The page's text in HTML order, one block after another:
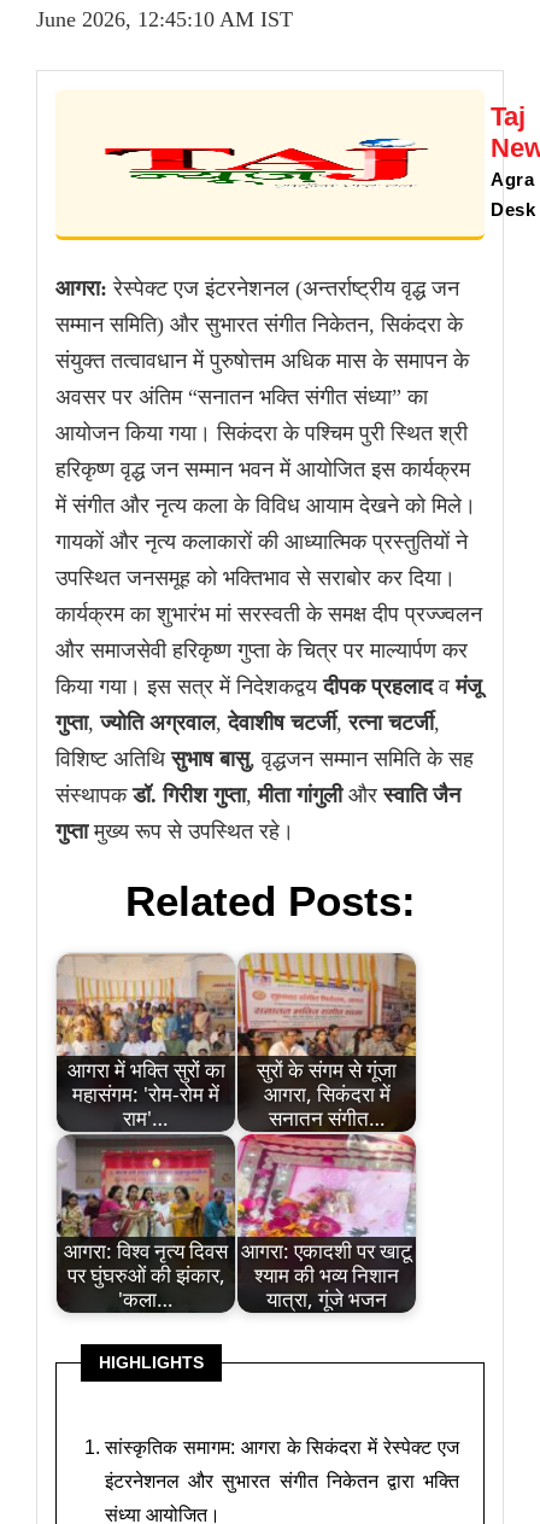
June 2026, 12:45:10 AM IST
Taj
Agra
Desk
आगरा: रेस्पेक्ट एज इंटरनेशनल (अन्तर्राष्ट्रीय वृद्ध जन
सम्मान समिति) और सुभारत संगीत निकेतन, सिकंदरा के
संयुक्त तत्वावधान में पुरुषोत्तम अधिक मास के समापन के
अवसर पर अंतिम “सनातन भक्ति संगीत संध्या” का
आयोजन किया गया। सिकंदरा के पश्चिम पुरी स्थित श्री
हरिकृष्ण वृद्ध जन सम्मान भवन में आयोजित इस कार्यक्रम
में संगीत और नृत्य कला के विविध आयाम देखने को मिले।
गायकों और नृत्य कलाकारों की आध्यात्मिक प्रस्तुतियों ने
उपस्थित जनसमूह को भक्तिभाव से सराबोर कर दिया।
कार्यक्रम का शुभारंभ मां सरस्वती के समक्ष दीप प्रज्ज्वलन
और समाजसेवी हरिकृष्ण गुप्ता के चित्र पर माल्यार्पण कर
किया गया। इस सत्र में निदेशकद्वयदीपक प्रहलादवमंजू
गुप्ता,ज्योति अग्रवाल,देवाशीष चटर्जी,रत्ना चटर्जी,
विशिष्ट अतिथिसुभाष बासु, वृद्धजन सम्मान समिति के सह
संस्थापकडॉ. गिरीश गुप्ता,मीता गांगुलीऔरस्वाति जैन
गुप्तामुख्य रूप से उपस्थित रहे।
Related Posts:
आगरा में भक्ति सुरों का
महासंगम: 'रोम-रोम में
राम'…
सुरों के संगम से गूंजा
आगरा, सिकंदरा में
सनातन संगीत…
आगरा: विश्व नृत्य दिवस
पर घुंघरुओं की झंकार,
'कला…
आगरा: एकादशी पर खाटू
श्याम की भव्य निशान
यात्रा, गूंजे भजन
HIGHLIGHTS
सांस्कृतिक समागम: आगरा के सिकंदरा में रेस्पेक्ट एज
इंटरनेशनल और सुभारत संगीत निकेतन द्वारा भक्ति
संध्या आयोजित।